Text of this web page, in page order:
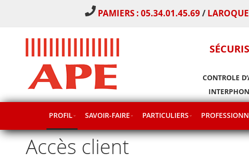
PAMIERS : 05.34.01.45.69/
CONTROLE
PROFIL SAVOIR-FAIRE PARTICULIERS
Accès client